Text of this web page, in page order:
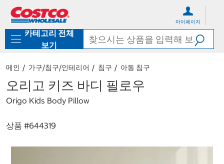
로
기
가
마이페이지
카테고리 전체
보기
메인 가구/침구/인테리어 침구 아동 침구
오리고 키즈 바디 필로우
Origo Kids Body Pillow
상품 #644319